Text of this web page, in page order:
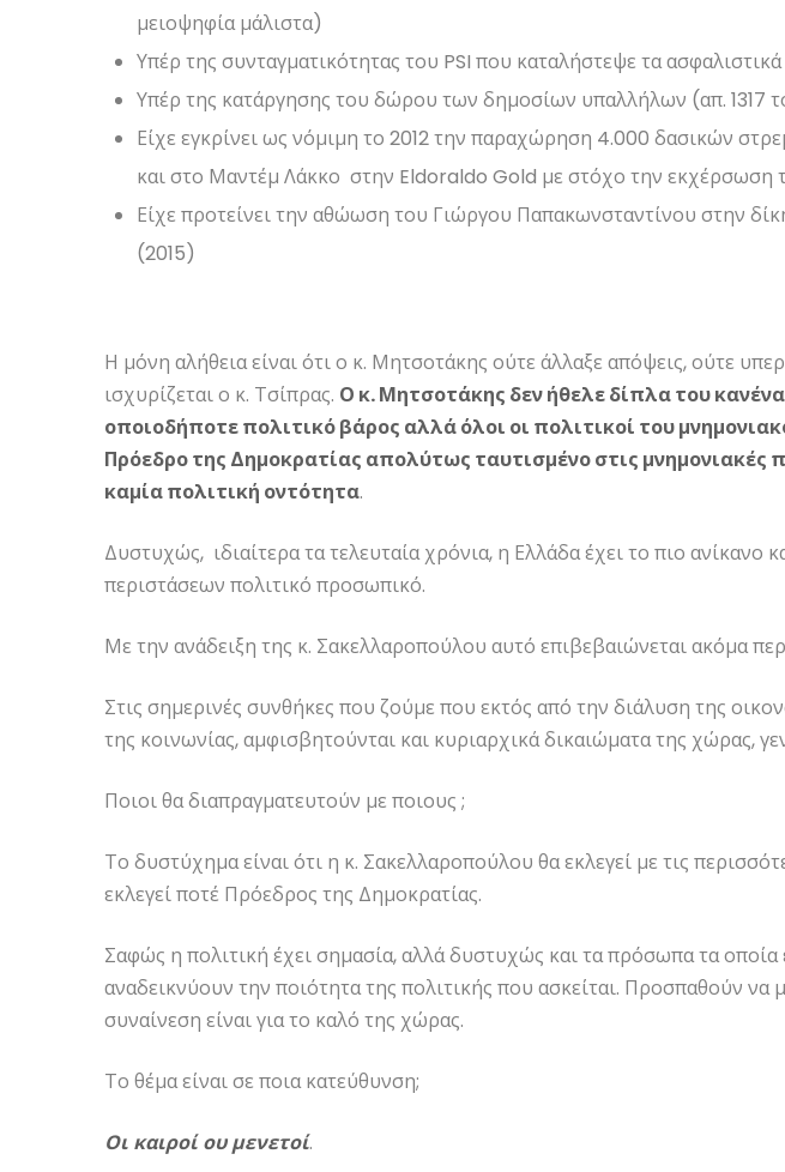
μειοψηφία μάλιστα)
Υπέρ της συνταγματικότητας του PSI που καταλήστεψε τα ασφαλιστικά
Υπέρ της κατάργησης του δώρου των δημοσίων υπαλλήλων (απ. 1317
Είχε εγκρίνει ως νόμιμη το 2012 την παραχώρηση 4.000 δασικών
και στο Μαντέμ Λάκκο στην Eldoraldo Gold με στόχο την εκχέρσωση
Είχε προτείνει την αθώωση του Γιώργου Παπακωνσταντίνου στην
(2015)
Η μόνη αλήθεια είναι ότι ο κ. Μητσοτάκης ούτε άλλαξε απόψεις, ούτε
ισχυρίζεται ο κ. Τσίπρας. Ο κ. Μητσοτάκης δεν ήθελε δίπλα του
οποιοδήποτε πολιτικό βάρος αλλά όλοι οι πολιτικοί του
Πρόεδρο της Δημοκρατίας απολύτως ταυτισμένο στις μνημονιακές
καμία πολιτική οντότητα.
Δυστυχώς, ιδιαίτερα τα τελευταία χρόνια, η Ελλάδα έχει το πιο ανίκανο
περιστάσεων πολιτικό προσωπικό.
Με την ανάδειξη της κ. Σακελλαροπούλου αυτό επιβεβαιώνεται ακόμα
Στις σημερινές συνθήκες που ζούμε που εκτός από την διάλυση της
της κοινωνίας, αμφισβητούνται και κυριαρχικά δικαιώματα της χώρας,
Ποιοι θα διαπραγματευτούν με ποιους ;
Το δυστύχημα είναι ότι η κ. Σακελλαροπούλου θα εκλεγεί με τις
εκλεγεί ποτέ Πρόεδρος της Δημοκρατίας.
Σαφώς η πολιτική έχει σημασία, αλλά δυστυχώς και τα πρόσωπα τα οποία
αναδεικνύουν την ποιότητα της πολιτικής που ασκείται. Προσπαθούν να
συναίνεση είναι για το καλό της χώρας.
Το θέμα είναι σε ποια κατεύθυνση;
Οι καιροίου μενετοί.